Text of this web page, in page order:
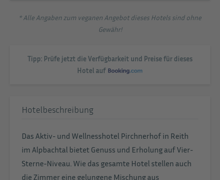
* Alle Angaben zum veganen Angebot dieses Hotels sind ohne
Gewähr!
Tipp: Prüfe jetzt die Verfügbarkeit und Preise für dieses
Hotel auf
Hotelbeschreibung
Das Aktiv- und Wellnesshotel Pirchnerhof in Reith
im Alpbachtal bietet Genuss und Erholung auf Vier-
Sterne-Niveau. Wie das gesamte Hotel stellen auch
die Zimmer eine gelungene Mischung aus